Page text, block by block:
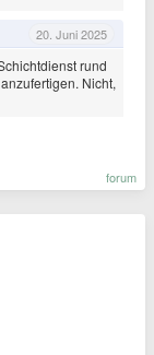
20. Juni 2025
rund
Nicht,
forum